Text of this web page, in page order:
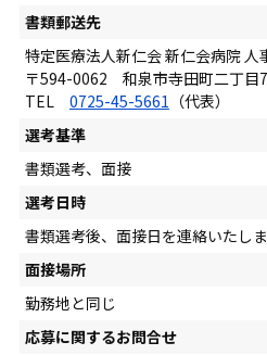
書類郵送先
特定医療法人新仁会 新仁会病院 人
〒594-0062 和泉市寺田町二丁目
TEL 0725-45-5661 （代表）
選考基準
書類選考、面接
選考日時
書類選考後、面接日を連絡いたしま
面接場所
勤務地と同じ
応募に関するお問合せ